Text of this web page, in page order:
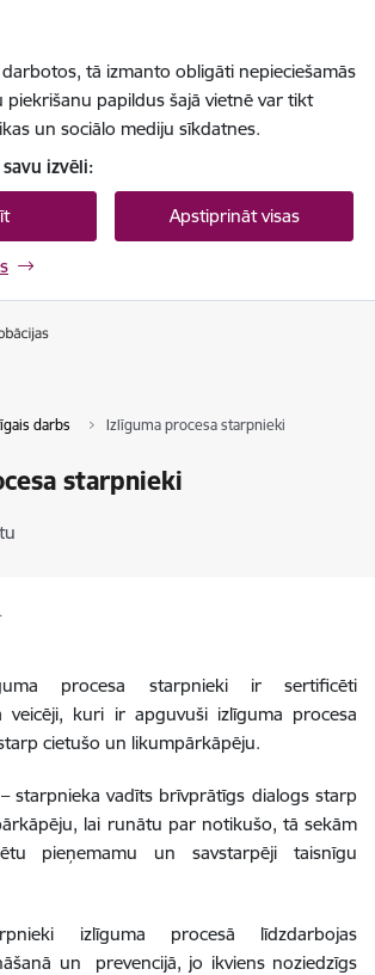
tā izmanto obligāti nepieciešamās
piekrišanu papildus šajā vietnē var tikt
un sociālo mediju sīkdatnes.
izvēli:
Apstiprināt visas
darbs Izlīguma procesa starpnieki
starpnieki
procesa starpnieki ir sertificēti
veicēji, kuri ir apguvuši izlīguma procesa
cietušo un likumpārkāpēju.
– starpnieka vadīts brīvprātīgs dialogs starp
lai runātu par notikušo, tā sekām
pieņemamu un savstarpēji taisnīgu
izlīguma procesā līdzdarbojas
un prevencijā, jo ikviens noziedzīgs